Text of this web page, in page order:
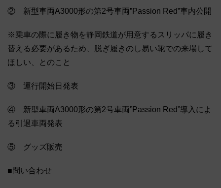
② 新型車両A3000形の第2号車両”Passion Red”車内公開
※乗車の際に履き物を静岡鉄道が用意するスリッパに履き
替える必要があるため、脱ぎ履きのし易い靴での来場して
ほしい、とのこと
③ 運行開始日発表
④ 新型車両A3000形の第2号車両”Passion Red”導入によ
る引退車両発表
⑤ グッズ販売
■問い合わせ